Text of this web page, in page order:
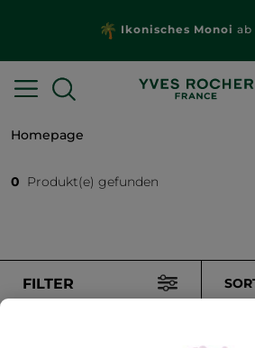
Ikonisches Monoi ab
Homepage
0 Produkt(e) gefunden
FILTER